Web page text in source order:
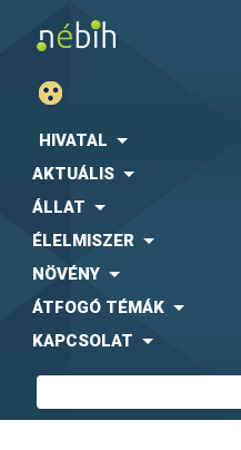
HIVATAL
AKTUÁLIS
ÁLLAT
ÉLELMISZER
NÖVÉNY
ÁTFOGÓ TÉMÁK
KAPCSOLAT